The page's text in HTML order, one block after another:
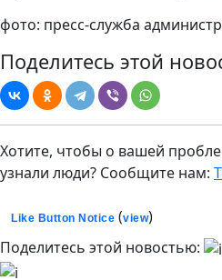
фото: пресс-служба
Поделитесь этой
Хотите, чтобы о вашей
узнали люди? Сообщите нам:
Like Button Notice (view)
Поделитесь этой новостью: